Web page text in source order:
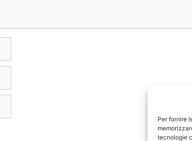
Per fornire
tecnologie